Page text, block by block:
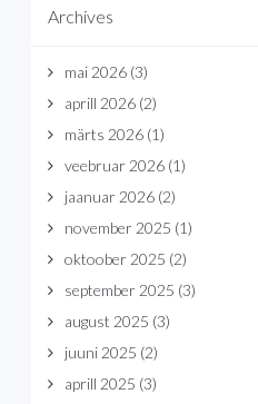
Archives
mai 2026(3)
aprill 2026(2)
märts 2026(1)
veebruar 2026(1)
jaanuar 2026(2)
november 2025 (1)
oktoober 2025 (2)
september 2025 (3)
august 2025 (3)
juuni 2025 (2)
aprill 2025 (3)